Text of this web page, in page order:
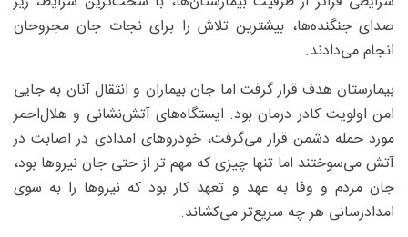
صدای جنگنده‌ها، بیشترین تلاش را برای نجات جان مجروحان
انجام می‌دادند.
بیمارستان هدف قرار گرفت اما جان بیماران و انتقال آنان به جایی
امن اولویت کادر درمان بود. ایستگاه‌های آتش‌نشانی و هلال‌احمر
مورد حمله دشمن قرار می‌گرفت، خودروهای امدادی در اصابت در
آتش می‌سوختند اما تنها چیزی که مهم تر از حتی جان نیروها بود،
جان مردم و وفا به عهد و تعهد کار بود که نیروها را به سوی
امدادرسانی هر چه سریع‌تر می‌کشاند.